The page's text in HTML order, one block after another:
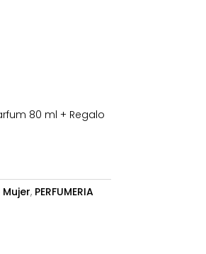
80 ml + Regalo
, PERFUMERIA